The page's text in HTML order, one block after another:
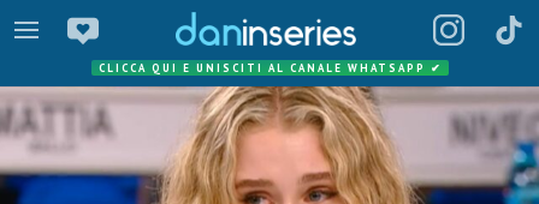
CLICCA QUI E UNISCITI AL CANALE WHATSAPP ✔